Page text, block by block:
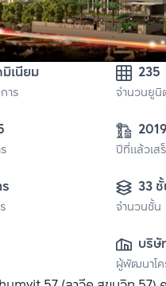
เนียม
าร
235
จำนวนยูนิ
2019
ปีที่แล้วเส
33
จำนวนชั้น
บริษั
ดีเว
ผู้พัฒนาโค